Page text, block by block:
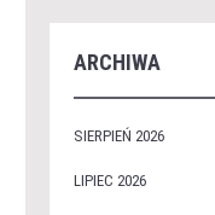
ARCHIWA
SIERPIEŃ 2026
LIPIEC 2026